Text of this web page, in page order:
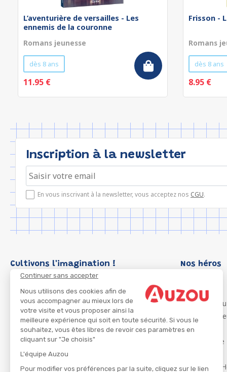
Continuer sans accepter
Nous utilisons des cookies afin de
vous accompagner au mieux lors de
votre visite et vous proposer ainsi la
meilleure expérience qui soit en toute sécurité. Si vous le
souhaitez, vous êtes libres de revoir ces paramètres en
cliquant sur "Je choisis"
L'équipe Auzou
Pour modifier vos préférences par la suite, cliquez sur le lien
L’aventurière de versailles - Les
ennemis de la couronne
Romans jeunesse
dès 8 ans
11.95 €
Frisson -
Romans
dès 8 ans
8.95 €
Inscription à la newsletter
En vous inscrivant à la newsletter, vous acceptez nos CGU.
Cultivons l'imagination ! Nos héros
P'tit Loup
Les Héros
Les
Migali
Petite Taupe
Ma Boîte à